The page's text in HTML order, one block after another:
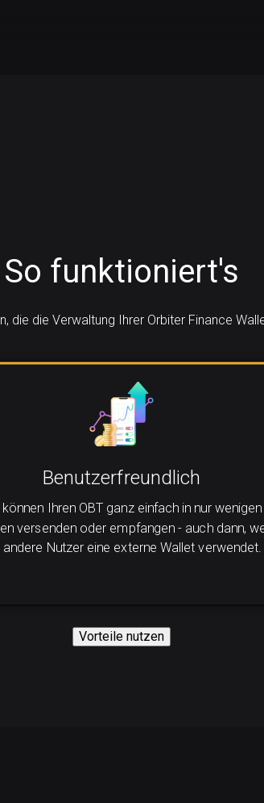
So funktioniert's
die die Verwaltung Ihrer Orbiter Finance
Benutzerfreundlich
können Ihren OBT ganz einfach in nur wenigen
versenden oder empfangen - auch dann,
andere Nutzer eine externe Wallet verwendet.
Vorteile nutzen